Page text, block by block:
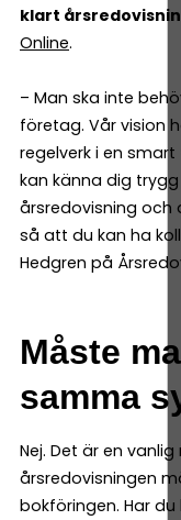
klart
Online.
– Man ska inte
företag. Vår vision
regelverk i en
kan känna dig
årsredovisning och
så att du kan ha
Hedgren på
Måste
samma
Nej. Det är en
årsredovisningen
bokföringen. Har